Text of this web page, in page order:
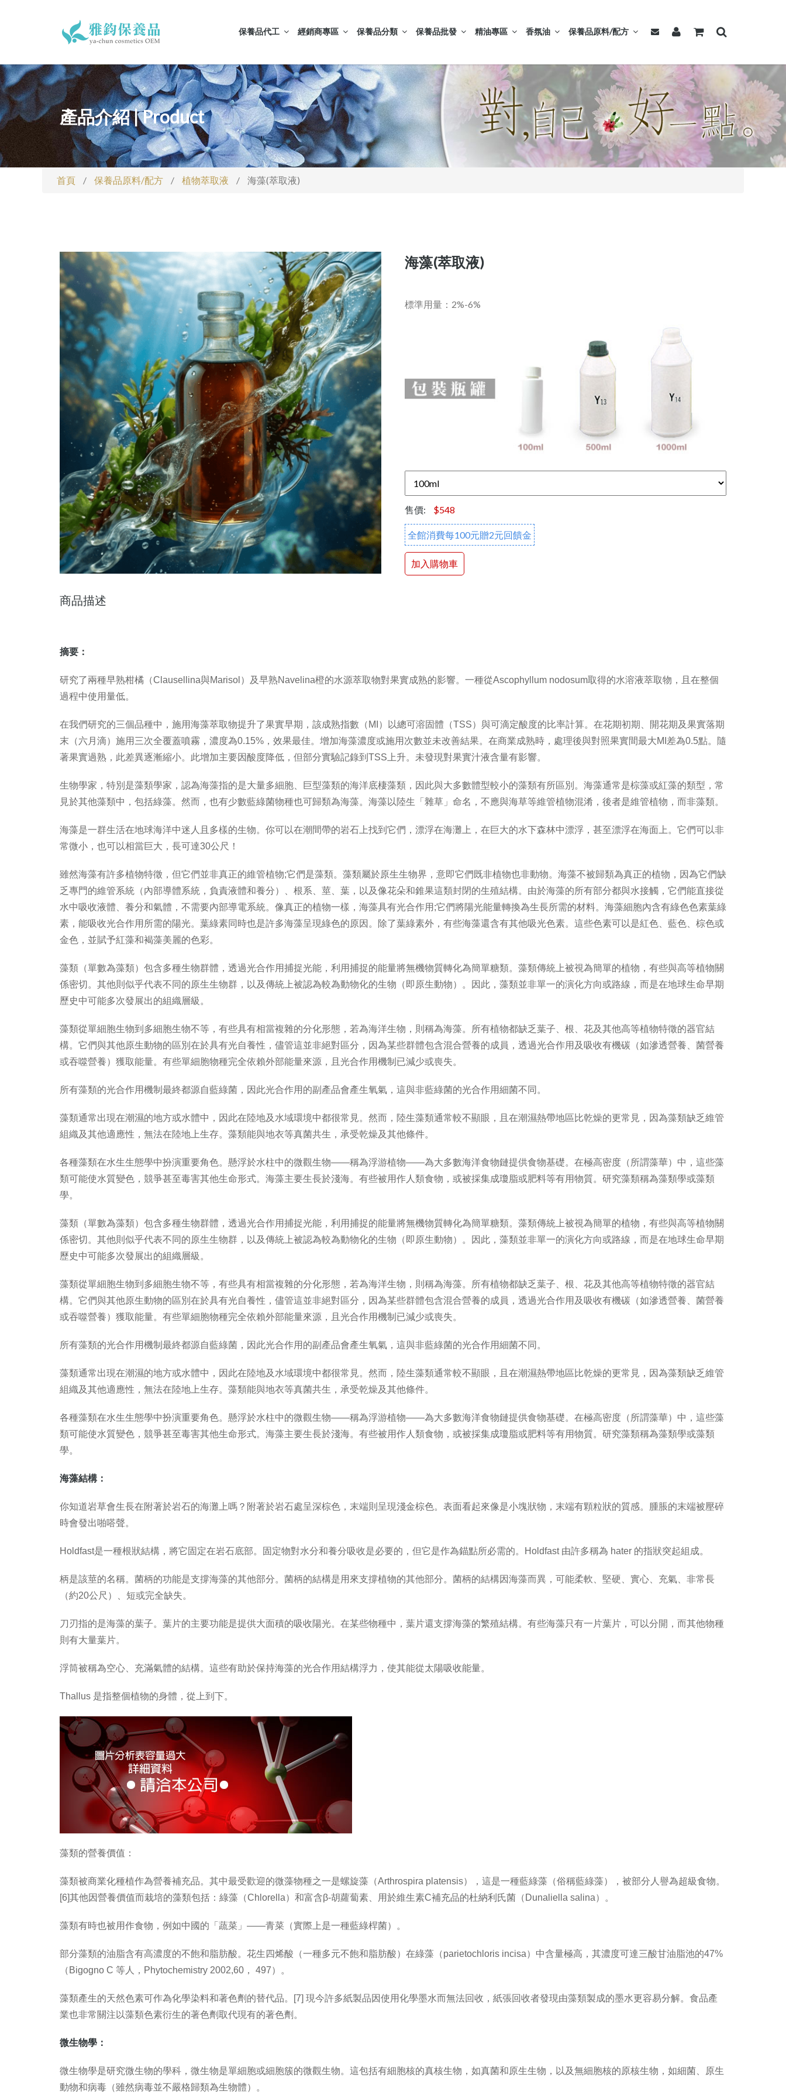
保養品代工 經銷商專區 保養品分類 保養品批發 精油專區 香氛油 保養品原料/配方
產品介紹 | Product
首頁 / 保養品原料/配方 / 植物萃取液 / 海藻(萃取液)
海藻(萃取液)
標準用量：2%-6%
售價: $548
全館消費每100元贈2元回饋金
加入購物車
商品描述
摘要：
研究了兩種早熟柑橘（Clausellina與Marisol）及早熟Navelina橙的水源萃取物對果實成熟的影響。一種從Ascophyllum nodosum取得的水溶液萃取物，且在整個
過程中使用量低。
在我們研究的三個品種中，施用海藻萃取物提升了果實早期，該成熟指數（MI）以總可溶固體（TSS）與可滴定酸度的比率計算。在花期初期、開花期及果實落期
末（六月滴）施用三次全覆蓋噴霧，濃度為0.15%，效果最佳。增加海藻濃度或施用次數並未改善結果。在商業成熟時，處理後與對照果實間最大MI差為0.5點。隨
著果實過熟，此差異逐漸縮小。此增加主要因酸度降低，但部分實驗記錄到TSS上升。未發現對果實汁液含量有影響。
生物學家，特別是藻類學家，認為海藻指的是大量多細胞、巨型藻類的海洋底棲藻類，因此與大多數體型較小的藻類有所區別。海藻通常是棕藻或紅藻的類型，常
見於其他藻類中，包括綠藻。然而，也有少數藍綠菌物種也可歸類為海藻。海藻以陸生「雜草」命名，不應與海草等維管植物混淆，後者是維管植物，而非藻類。
海藻是一群生活在地球海洋中迷人且多樣的生物。你可以在潮間帶的岩石上找到它們，漂浮在海灘上，在巨大的水下森林中漂浮，甚至漂浮在海面上。它們可以非
常微小，也可以相當巨大，長可達30公尺！
雖然海藻有許多植物特徵，但它們並非真正的維管植物;它們是藻類。藻類屬於原生生物界，意即它們既非植物也非動物。海藻不被歸類為真正的植物，因為它們缺
乏專門的維管系統（內部導體系統，負責液體和養分）、根系、莖、葉，以及像花朵和錐果這類封閉的生殖結構。由於海藻的所有部分都與水接觸，它們能直接從
水中吸收液體、養分和氣體，不需要內部導電系統。像真正的植物一樣，海藻具有光合作用;它們將陽光能量轉換為生長所需的材料。海藻細胞內含有綠色色素葉綠
素，能吸收光合作用所需的陽光。葉綠素同時也是許多海藻呈現綠色的原因。除了葉綠素外，有些海藻還含有其他吸光色素。這些色素可以是紅色、藍色、棕色或
金色，並賦予紅藻和褐藻美麗的色彩。
藻類（單數為藻類）包含多種生物群體，透過光合作用捕捉光能，利用捕捉的能量將無機物質轉化為簡單糖類。藻類傳統上被視為簡單的植物，有些與高等植物關
係密切。其他則似乎代表不同的原生生物群，以及傳統上被認為較為動物化的生物（即原生動物）。因此，藻類並非單一的演化方向或路線，而是在地球生命早期
歷史中可能多次發展出的組織層級。
藻類從單細胞生物到多細胞生物不等，有些具有相當複雜的分化形態，若為海洋生物，則稱為海藻。所有植物都缺乏葉子、根、花及其他高等植物特徵的器官結
構。它們與其他原生動物的區別在於具有光自養性，儘管這並非絕對區分，因為某些群體包含混合營養的成員，透過光合作用及吸收有機碳（如滲透營養、菌營養
或吞噬營養）獲取能量。有些單細胞物種完全依賴外部能量來源，且光合作用機制已減少或喪失。
所有藻類的光合作用機制最終都源自藍綠菌，因此光合作用的副產品會產生氧氣，這與非藍綠菌的光合作用細菌不同。
藻類通常出現在潮濕的地方或水體中，因此在陸地及水域環境中都很常見。然而，陸生藻類通常較不顯眼，且在潮濕熱帶地區比乾燥的更常見，因為藻類缺乏維管
組織及其他適應性，無法在陸地上生存。藻類能與地衣等真菌共生，承受乾燥及其他條件。
各種藻類在水生生態學中扮演重要角色。懸浮於水柱中的微觀生物——稱為浮游植物——為大多數海洋食物鏈提供食物基礎。在極高密度（所謂藻華）中，這些藻
類可能使水質變色，競爭甚至毒害其他生命形式。海藻主要生長於淺海。有些被用作人類食物，或被採集成瓊脂或肥料等有用物質。研究藻類稱為藻類學或藻類
學。
藻類（單數為藻類）包含多種生物群體，透過光合作用捕捉光能，利用捕捉的能量將無機物質轉化為簡單糖類。藻類傳統上被視為簡單的植物，有些與高等植物關
係密切。其他則似乎代表不同的原生生物群，以及傳統上被認為較為動物化的生物（即原生動物）。因此，藻類並非單一的演化方向或路線，而是在地球生命早期
歷史中可能多次發展出的組織層級。
藻類從單細胞生物到多細胞生物不等，有些具有相當複雜的分化形態，若為海洋生物，則稱為海藻。所有植物都缺乏葉子、根、花及其他高等植物特徵的器官結
構。它們與其他原生動物的區別在於具有光自養性，儘管這並非絕對區分，因為某些群體包含混合營養的成員，透過光合作用及吸收有機碳（如滲透營養、菌營養
或吞噬營養）獲取能量。有些單細胞物種完全依賴外部能量來源，且光合作用機制已減少或喪失。
所有藻類的光合作用機制最終都源自藍綠菌，因此光合作用的副產品會產生氧氣，這與非藍綠菌的光合作用細菌不同。
藻類通常出現在潮濕的地方或水體中，因此在陸地及水域環境中都很常見。然而，陸生藻類通常較不顯眼，且在潮濕熱帶地區比乾燥的更常見，因為藻類缺乏維管
組織及其他適應性，無法在陸地上生存。藻類能與地衣等真菌共生，承受乾燥及其他條件。
各種藻類在水生生態學中扮演重要角色。懸浮於水柱中的微觀生物——稱為浮游植物——為大多數海洋食物鏈提供食物基礎。在極高密度（所謂藻華）中，這些藻
類可能使水質變色，競爭甚至毒害其他生命形式。海藻主要生長於淺海。有些被用作人類食物，或被採集成瓊脂或肥料等有用物質。研究藻類稱為藻類學或藻類
學。
海藻結構：
你知道岩草會生長在附著於岩石的海灘上嗎？附著於岩石處呈深棕色，末端則呈現淺金棕色。表面看起來像是小塊狀物，末端有顆粒狀的質感。腫脹的末端被壓碎
時會發出啪嗒聲。
Holdfast是一種根狀結構，將它固定在岩石底部。固定物對水分和養分吸收是必要的，但它是作為錨點所必需的。Holdfast 由許多稱為 hater 的指狀突起組成。
柄是該莖的名稱。菌柄的功能是支撐海藻的其他部分。菌柄的結構是用來支撐植物的其他部分。菌柄的結構因海藻而異，可能柔軟、堅硬、實心、充氣、非常長
（約20公尺）、短或完全缺失。
刀刃指的是海藻的葉子。葉片的主要功能是提供大面積的吸收陽光。在某些物種中，葉片還支撐海藻的繁殖結構。有些海藻只有一片葉片，可以分開，而其他物種
則有大量葉片。
浮筒被稱為空心、充滿氣體的結構。這些有助於保持海藻的光合作用結構浮力，使其能從太陽吸收能量。
Thallus 是指整個植物的身體，從上到下。
藻類的營養價值：
藻類被商業化種植作為營養補充品。其中最受歡迎的微藻物種之一是螺旋藻（Arthrospira platensis），這是一種藍綠藻（俗稱藍綠藻），被部分人譽為超級食物。
[6]其他因營養價值而栽培的藻類包括：綠藻（Chlorella）和富含β-胡蘿蔔素、用於維生素C補充品的杜納利氏菌（Dunaliella salina）。
藻類有時也被用作食物，例如中國的「蔬菜」——青菜（實際上是一種藍綠桿菌）。
部分藻類的油脂含有高濃度的不飽和脂肪酸。花生四烯酸（一種多元不飽和脂肪酸）在綠藻（parietochloris incisa）中含量極高，其濃度可達三酸甘油脂池的47%
（Bigogno C 等人，Phytochemistry 2002,60， 497）。
藻類產生的天然色素可作為化學染料和著色劑的替代品。[7] 現今許多紙製品因使用化學墨水而無法回收，紙張回收者發現由藻類製成的墨水更容易分解。食品產
業也非常關注以藻類色素衍生的著色劑取代現有的著色劑。
微生物學：
微生物學是研究微生物的學科，微生物是單細胞或細胞簇的微觀生物。這包括有細胞核的真核生物，如真菌和原生生物，以及無細胞核的原核生物，如細菌、原生
動物和病毒（雖然病毒並不嚴格歸類為生物體）。